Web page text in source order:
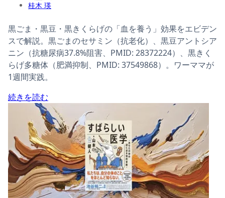
桂木 瑛
黒ごま・黒豆・黒きくらげの「血を養う」効果をエビデン
スで解説。黒ごまのセサミン（抗老化）、黒豆アントシア
ニン（抗糖尿病37.8%阻害、PMID: 28372224）、黒きく
らげ多糖体（肥満抑制、PMID: 37549868）。ワーママが
1週間実践。
続きを読む